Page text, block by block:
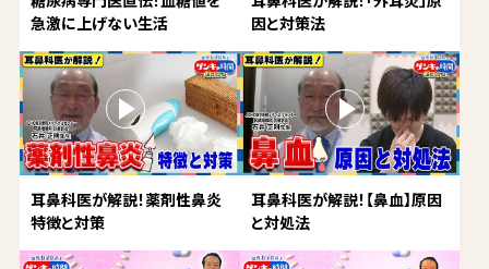
急激に上げない生活
因と対策法
耳鼻科医が解説！薬剤性鼻炎
特徴と対策
耳鼻科医が解説！【鼻血】原因
と対処法